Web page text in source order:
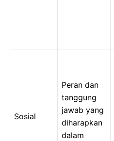
Sosial
Peran dan
tanggung
jawab yang
diharapkan
dalam